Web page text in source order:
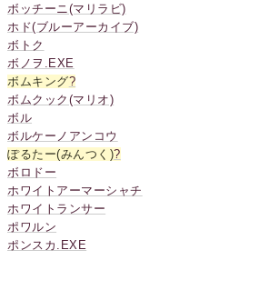
ボッチーニ(マリラビ)
ホド(ブルーアーカイブ)
ボトク
ボノヲ.EXE
ボムキング?
ボムクック(マリオ)
ボル
ボルケーノアンコウ
ぽるたー(みんつく)?
ボロドー
ホワイトアーマーシャチ
ホワイトランサー
ポワルン
ポンスカ.EXE